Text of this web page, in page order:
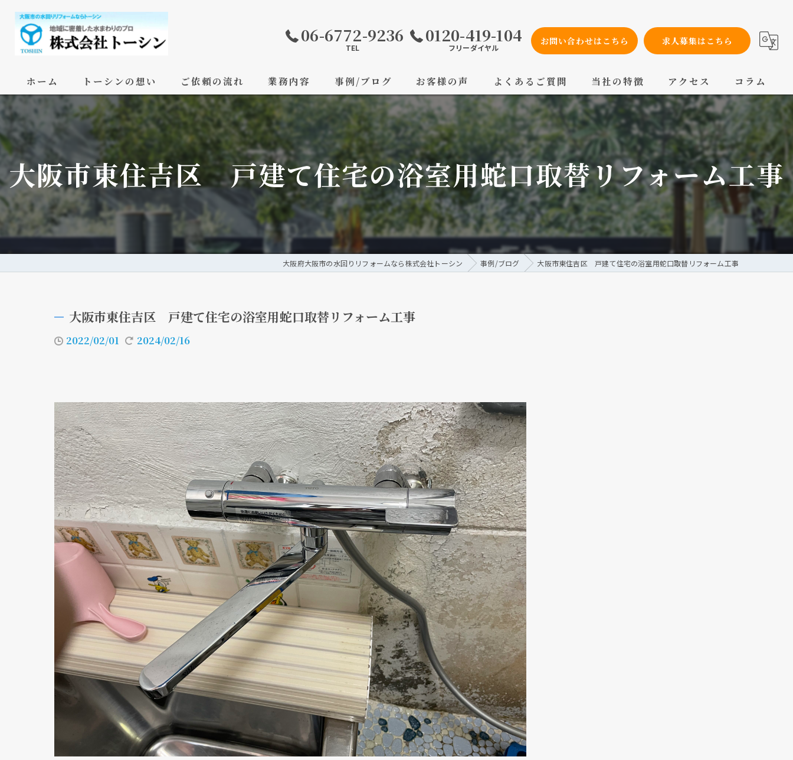
06-6772-9236
TEL
0120-419-104
フリーダイヤル
お問い合わせはこちら 求人募集はこちら
ホーム トーシンの想い ご依頼の流れ 業務内容 事例/ブログ お客様の声 よくあるご質問 当社の特徴
設備工事
内装工事
メンテナンス
配管工事
交換
アクセス コラム
大阪市東住吉区 戸建て住宅の浴室用蛇口取替リフォーム工事
大阪府大阪市の水回りリフォームなら株式会社トーシン 事例/ブログ 大阪市東住吉区 戸建て住宅の浴室用蛇口取替リフォーム工事
大阪市東住吉区 戸建て住宅の浴室用蛇口取替リフォーム工事
2022/02/01 2024/02/16